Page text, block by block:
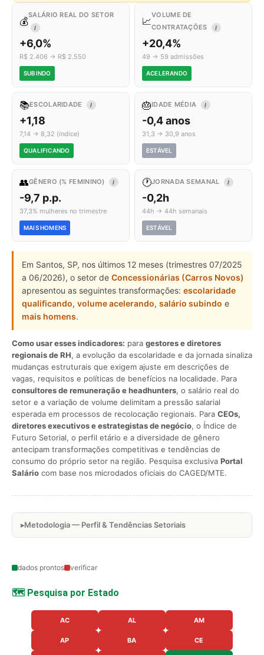
💰
SALÁRIO REAL DO SETOR
I
+6,0%
R$ 2.406 → R$ 2.550
SUBINDO
📈
VOLUME DE
CONTRATAÇÕES
I
+20,4%
49 → 59 admissões
ACELERANDO
📚ESCOLARIDADE I
+1,18
7,14 → 8,32 (índice)
QUALIFICANDO
🎂IDADE MÉDIA I
-0,4 anos
31,3 → 30,9 anos
ESTÁVEL
👥GÊNERO (% FEMININO) I
-9,7 p.p.
37,3% mulheres no trimestre
MAIS HOMENS
🕐JORNADA SEMANAL I
-0,2h
44h → 44h semanais
ESTÁVEL
Em Santos, SP, nos últimos 12 meses (trimestres 07/2025
a 06/2026), o setor de Concessionárias (Carros Novos)
apresentou as seguintes transformações: escolaridade
qualificando, volume acelerando, salário subindo e
mais homens.
Como usar esses indicadores: para gestores e diretores
regionais de RH, a evolução da escolaridade e da jornada sinaliza
mudanças estruturais que exigem ajuste em descrições de
vagas, requisitos e políticas de benefícios na localidade. Para
consultores de remuneração e headhunters, o salário real do
setor e a variação de volume delimitam a pressão salarial
esperada em processos de recolocação regionais. Para CEOs,
diretores executivos e estrategistas de negócio, o Índice de
Futuro Setorial, o perfil etário e a diversidade de gênero
antecipam transformações competitivas e tendências de
consumo do próprio setor na região. Pesquisa exclusiva Portal
Salário com base nos microdados oficiais do CAGED/MTE.
Metodologia — Perfil & Tendências Setoriais
dados prontos verificar
🗺️ Pesquisa por Estado
AC AL AM
AP BA CE